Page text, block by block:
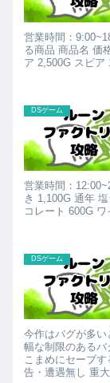
営業時間：
る商品 商品名 価
ア 2,500G スピア
DSゲーム
営業時間：
き 1,100G 通年
コレート 600G
DSゲーム
今作はバグが多
幅な制限のあるバ
こまめにセーブ
告・遭遇無し 重